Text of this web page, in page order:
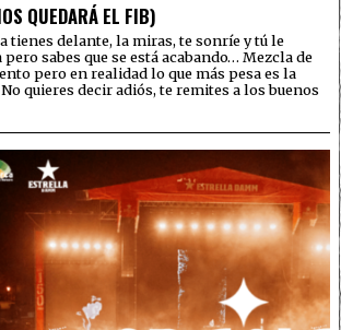
QUEDARÁ EL FIB)
tienes delante, la miras, te sonríe y tú le
sabes que se está acabando… Mezcla de
pero en realidad lo que más pesa es la
quieres decir adiós, te remites a los buenos